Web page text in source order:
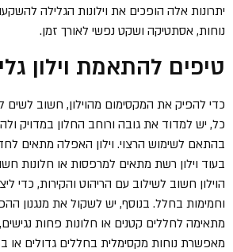
יתרונות אלה הופכים את וילונות הגלילה
נוחות, אסתטיקה ושקט נפשי לאורך זמן.
טיפים להתאמת וילון
כדי להפיק את המקסימום מהוילון, חשוב
כל, יש למדוד את גובה ורוחב החלון במדויק
בהתאם לשימוש הרצוי. וילון האפלה מתאים
בעוד וילון רשת מתאים למרפסות או חלונות
הוילון חשוב לשילוב עם הריהוט והקירות, כדי
וחמימות בחלל. בנוסף, יש לשקול את מנגנון
מתאימה לחללים קטנים או חלונות פחות
מאפשרת נוחות מקסימלית בחללים גדולים או